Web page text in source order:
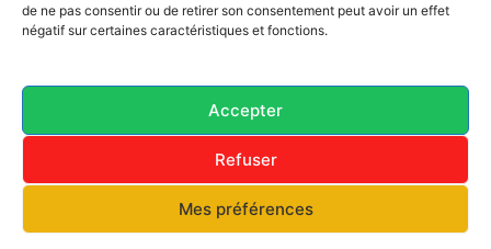
de ne pas consentir ou de retirer son consentement peut avoir un effet
négatif sur certaines caractéristiques et fonctions.
Accepter
Refuser
Mes préférences
altermidi c'est l'information capitale, sans capitale.
© 2025 altermidi.org - Les amis d'altermidi
Conditions générales Politique de cookies (UE)
Avertissement